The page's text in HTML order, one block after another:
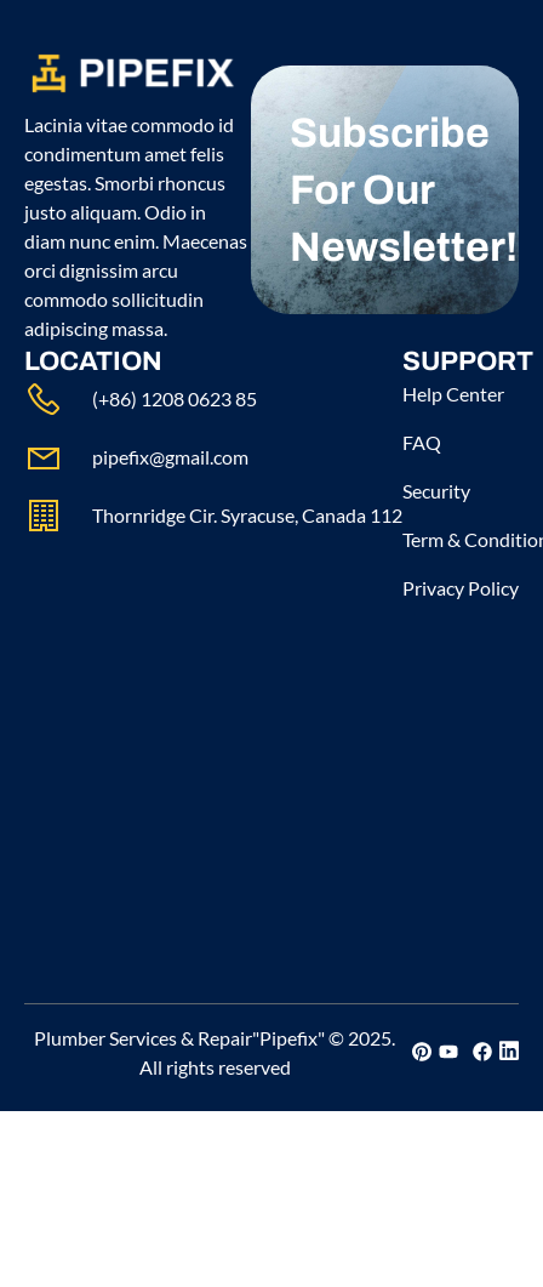
Lacinia vitae commodo id
condimentum amet felis
egestas. Smorbi rhoncus
justo aliquam. Odio in
diam nunc enim. Maecenas
orci dignissim arcu
commodo sollicitudin
adipiscing massa.
Subscribe
For Our
Newsletter!
LOCATION
(+86) 1208 0623 85
pipefix@gmail.com
Thornridge Cir. Syracuse, Canada 112
SUPPORT
Help Center
FAQ
Security
Term &
Privacy Policy
Plumber Services & Repair"Pipefix" © 2025.
All rights reserved